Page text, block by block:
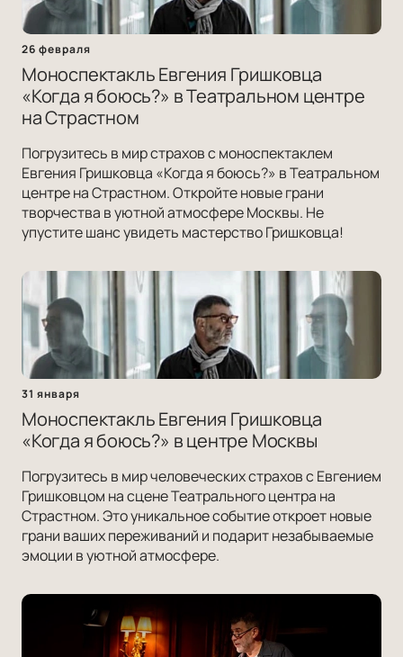
26 февраля
Моноспектакль Евгения Гришковца
«Когда я боюсь?» в Театральном центре
на Страстном
Погрузитесь в мир страхов с моноспектаклем
Евгения Гришковца «Когда я боюсь?» в Театральном
центре на Страстном. Откройте новые грани
творчества в уютной атмосфере Москвы. Не
упустите шанс увидеть мастерство Гришковца!
31 января
Моноспектакль Евгения Гришковца
«Когда я боюсь?» в центре Москвы
Погрузитесь в мир человеческих страхов с Евгением
Гришковцом на сцене Театрального центра на
Страстном. Это уникальное событие откроет новые
грани ваших переживаний и подарит незабываемые
эмоции в уютной атмосфере.